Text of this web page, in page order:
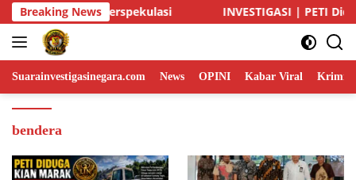
Skip
to
content
Breaking News| PETI Diduga Kian Menggurita di Gunung Tagin,
Suarainvestigasinegara.com News OPINI Kabar Viral
bendera